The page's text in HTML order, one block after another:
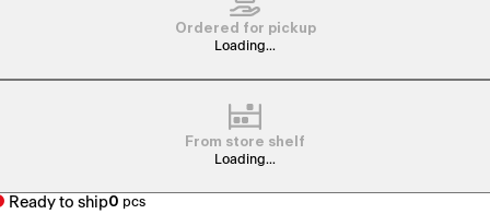
Ordered for pickup
Loading...
From store shelf
Loading...
Ready to ship0 pcs